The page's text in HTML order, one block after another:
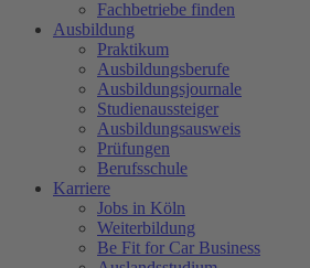
Fachbetriebe finden
Ausbildung
Praktikum
Ausbildungsberufe
Ausbildungsjournale
Studienaussteiger
Ausbildungsausweis
Prüfungen
Berufsschule
Karriere
Jobs in Köln
Weiterbildung
Be Fit for Car Business